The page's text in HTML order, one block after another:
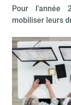
Pour l’année
mobiliser leurs